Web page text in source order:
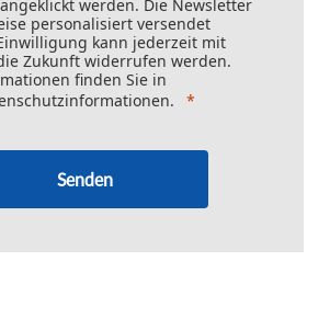
werden. Die Newsletter
personalisiert versendet
kann jederzeit mit
Zukunft widerrufen werden.
finden Sie in
.
Senden